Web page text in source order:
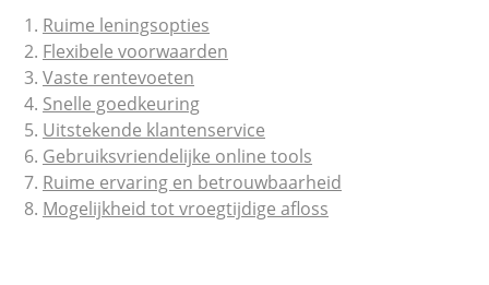
Ruime leningsopties
Flexibele voorwaarden
Vaste rentevoeten
Snelle goedkeuring
Uitstekende klantenservice
Gebruiksvriendelijke online tools
Ruime ervaring en betrouwbaarheid
Mogelijkheid tot vroegtijdige afloss